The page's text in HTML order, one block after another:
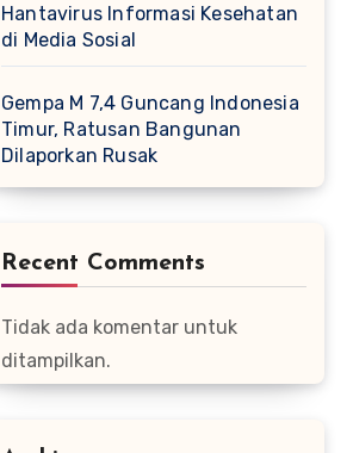
Hantavirus Informasi Kesehatan
di Media Sosial
Gempa M 7,4 Guncang Indonesia
Timur, Ratusan Bangunan
Dilaporkan Rusak
Recent Comments
Tidak ada komentar untuk
ditampilkan.